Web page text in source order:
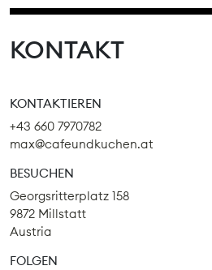
KONTAKT
KONTAKTIEREN
+43 660 7970782
max@cafeundkuchen.at
BESUCHEN
Georgsritterplatz 158
9872 Millstatt
Austria
FOLGEN